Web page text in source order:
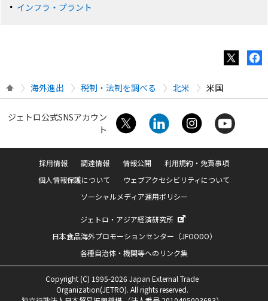
インフラ・プラント
海外進出 税制・法制を調べる 北米 米国
ジェトロ公式SNSアカウン
ト
採用情報 調達情報 情報公開
利用規約・免責事項
個人情報保護について
ウェブアクセシビリティについて
ソーシャルメディア運用ポリシー
ジェトロ・アジア経済研究所
日本食品海外プロモーションセンター（JFOODO）
各種自治体・機関等へのリンク集
Copyright (C) 1995-2026 Japan External Trade
Organization(JETRO). All rights reserved.